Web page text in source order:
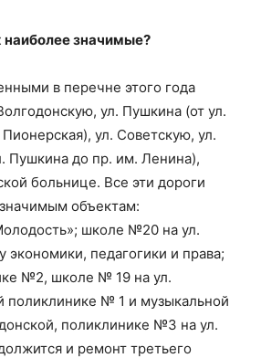
значимые?
в перечне этого года
ул. Пушкина (от ул.
ул. Советскую, ул.
Пушкина до пр. им. Ленина),
больнице. Все эти дороги
объектам:
школе №20 на ул.
экономики, педагогики и права;
№2, школе № 19 на ул.
поликлинике № 1 и музыкальной
поликлинике №3 на ул.
и ремонт третьего